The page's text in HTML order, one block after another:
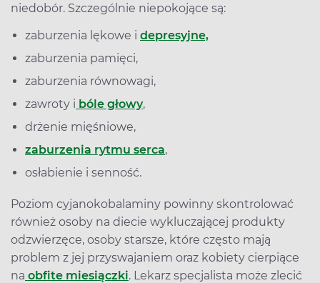
niedobór. Szczególnie niepokojące są:
zaburzenia lękowe i depresyjne,
zaburzenia pamięci,
zaburzenia równowagi,
zawroty i bóle głowy,
drżenie mięśniowe,
zaburzenia rytmu serca,
osłabienie i senność.
Poziom cyjanokobalaminy powinny skontrolować
również osoby na diecie wykluczającej produkty
odzwierzęce, osoby starsze, które często mają
problem z jej przyswajaniem oraz kobiety cierpiące
na obfite miesiączki. Lekarz specjalista może zlecić